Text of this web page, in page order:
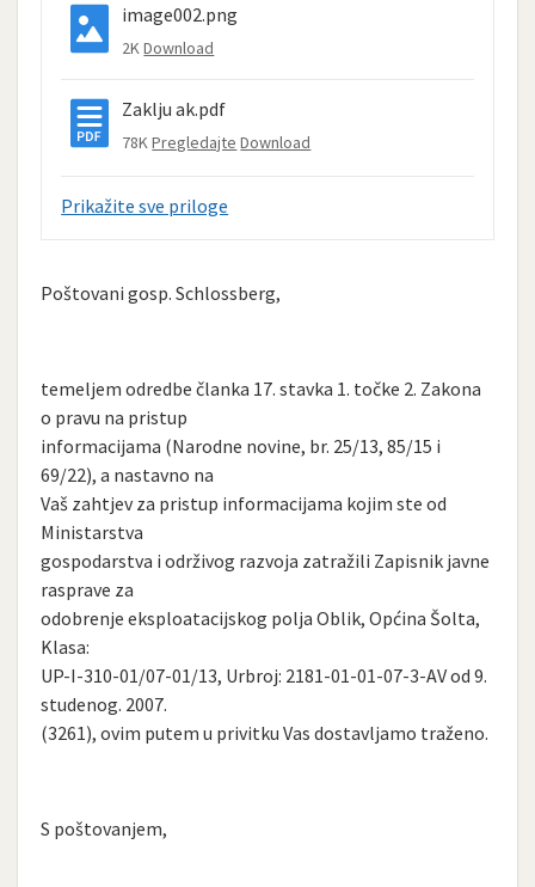
image002.png
2KDownload
Zaklju ak.pdf
78KPregledajte Download
Prikažite sve priloge
Poštovani gosp. Schlossberg,
temeljem odredbe članka 17. stavka 1. točke 2. Zakona
o pravu na pristup
informacijama (Narodne novine, br. 25/13, 85/15 i
69/22), a nastavno na
Vaš zahtjev za pristup informacijama kojim ste od
Ministarstva
gospodarstva i održivog razvoja zatražili Zapisnik javne
rasprave za
odobrenje eksploatacijskog polja Oblik, Općina Šolta,
Klasa:
UP-I-310-01/07-01/13, Urbroj: 2181-01-01-07-3-AV od 9.
studenog. 2007.
(3261), ovim putem u privitku Vas dostavljamo traženo.
S poštovanjem,